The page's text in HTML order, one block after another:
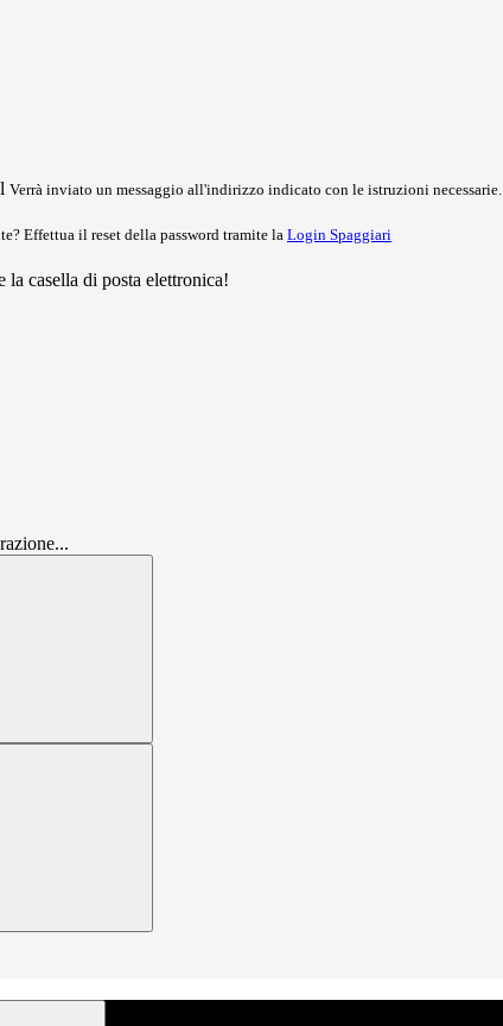
Verrà inviato un messaggio all'indirizzo indicato con le istruzioni necessarie.
Effettua il reset della password tramite la Login Spaggiari
casella di posta elettronica!